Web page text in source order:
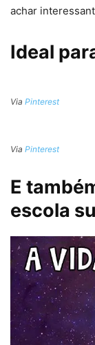
achar
Ideal
Via Pinterest
Via Pinterest
E
escola